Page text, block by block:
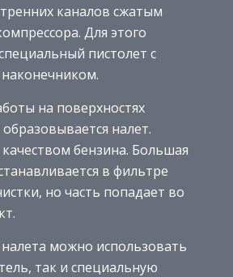
каналов сжатым
Для этого
пистолет с
на поверхностях
налет.
качеством бензина. Большая
в фильтре
но часть попадает во
можно использовать
так и специальную